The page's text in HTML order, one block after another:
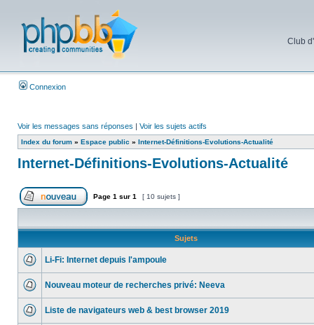
Club
Connexion
Voir les messages sans réponses | Voir les sujets actifs
Index du forum » Espace public » Internet-Définitions-Evolutions-Actualité
Internet-Définitions-Evolutions-Actualité
Page 1 sur 1 [ 10 sujets ]
Sujets
Li-Fi: Internet depuis l'ampoule
Nouveau moteur de recherches privé: Neeva
Liste de navigateurs web & best browser 2019